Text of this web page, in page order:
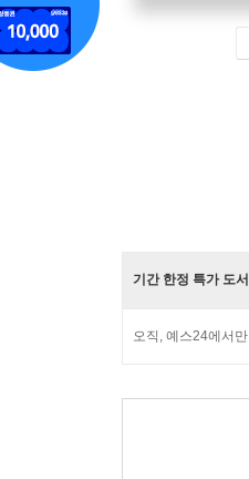
기간 한정 특가 도서
오직, 예스24에서만